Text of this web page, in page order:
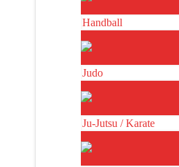
Handball
Judo
Ju-Jutsu / Karate